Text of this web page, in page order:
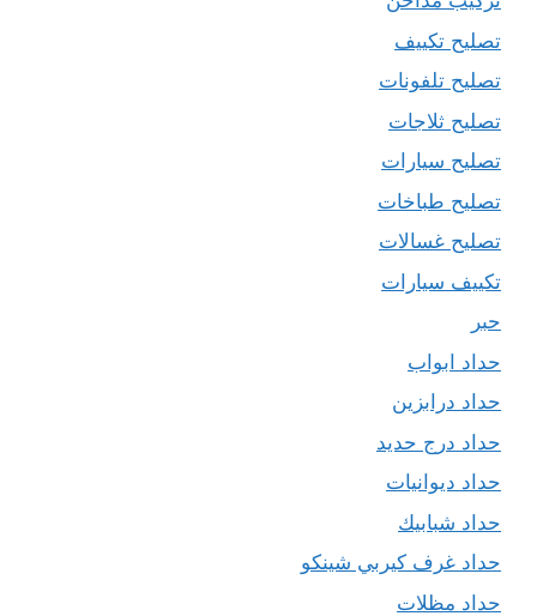
تصليح تكييف
تصليح تلفونات
تصليح ثلاجات
تصليح سيارات
تصليح طباخات
تصليح غسالات
تكييف سيارات
حبر
حداد ابواب
حداد درابزين
حداد درج حديد
حداد ديوانيات
حداد شبابيك
حداد غرف كيربي شينكو
حداد مظلات